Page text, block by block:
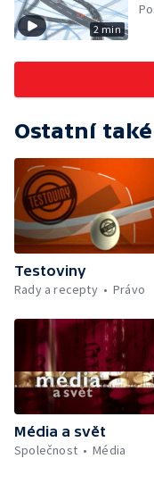
2 min
Ostatní
Testoviny
Rady a recepty
Právo
Média a svět
Společnost
Média